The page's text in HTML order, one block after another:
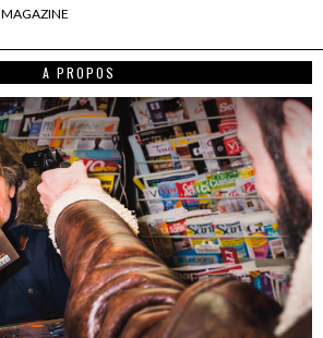
MAGAZINE
A PROPOS